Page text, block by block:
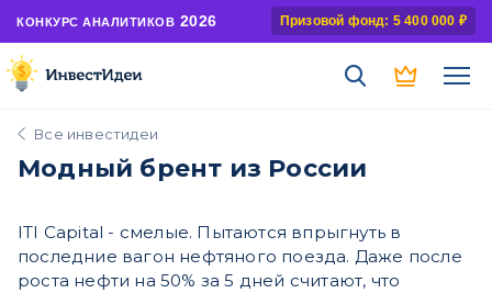
КОНКУРС АНАЛИТИКОВ 2026 Призовой фонд: 5 400 000 ₽
Все инвестидеи
Модный брент из России
ITI Capital - смелые. Пытаются впрыгнуть в
последние вагон нефтяного поезда. Даже после
роста нефти на 50% за 5 дней считают, что